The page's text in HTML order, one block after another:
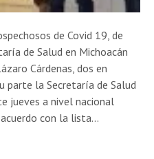
de Covid 19, de
de Salud en Michoacán
Cárdenas, dos en
parte la Secretaría de Salud
jueves a nivel nacional
con la lista…